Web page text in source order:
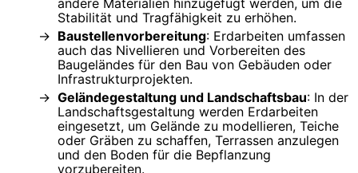
Stabilität und Tragfähigkeit zu erhöhen.
Baustellenvorbereitung: Erdarbeiten umfassen
auch das Nivellieren und Vorbereiten des
Baugeländes für den Bau von Gebäuden oder
Infrastrukturprojekten.
Geländegestaltung und Landschaftsbau: In der
Landschaftsgestaltung werden Erdarbeiten
eingesetzt, um Gelände zu modellieren, Teiche
oder Gräben zu schaffen, Terrassen anzulegen
und den Boden für die Bepflanzung
vorzubereiten.